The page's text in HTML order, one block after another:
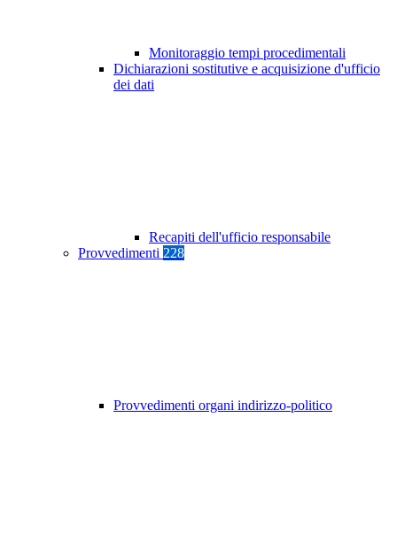
Monitoraggio tempi procedimentali
Dichiarazioni sostitutive e acquisizione d'ufficio
dei dati
Recapiti dell'ufficio responsabile
Provvedimenti 228
Provvedimenti organi indirizzo-politico